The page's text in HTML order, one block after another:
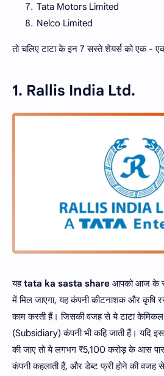
Tata Motors Limited
Nelco Limited
तो चलिए टाटा के इन 7 सस्ते शेयर्स को एक -
1. Rallis India Ltd.
यहtata ka sasta share आपको आज के
में मिल जाएगा, यह कंपनी कीटनाशक और कृषि
काम करती हैं। जिसकी वजह से ये टाटा केमिकल
(Subsidiary) कंपनी भी कहि जाती हैं। यदि
की जाए तो ये लगभग ₹5,100 करोड़ के आस
कंपनी कहलाती हैं, और डेब्ट फ्री होने की वजह